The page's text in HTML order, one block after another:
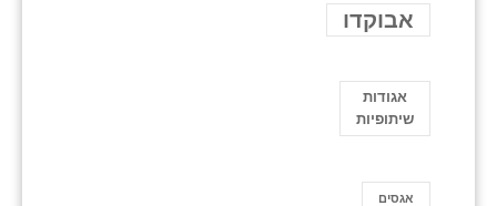
אבוקדו
אגודות
שיתופיות
אגסים